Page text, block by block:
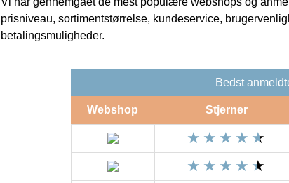
prisniveau, sortimentstørrelse, kundeservice,
betalingsmuligheder.
Bedst
Webshop Stjerner